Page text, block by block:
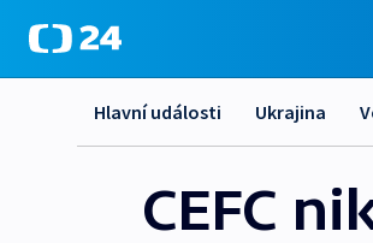
Hlavní události Ukrajina
CEFC